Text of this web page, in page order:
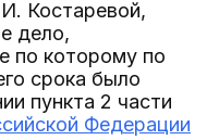
Костаревой,
дело,
по которому по
срока было
пункта 2 части
Федерации